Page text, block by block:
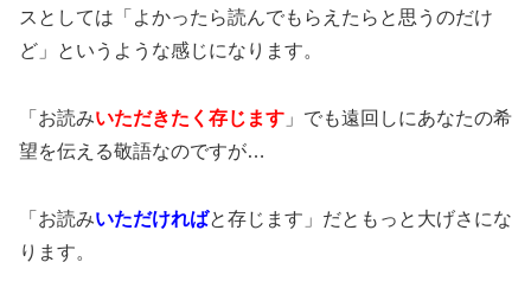
スとしては「よかったら読んでもらえたらと思うのだけ
ど」というような感じになります。
「お読みいただきたく存じます 」でも遠回しにあなたの希
望を伝える敬語なのですが…
「お読みいただければと存じます」だともっと大げさにな
ります。